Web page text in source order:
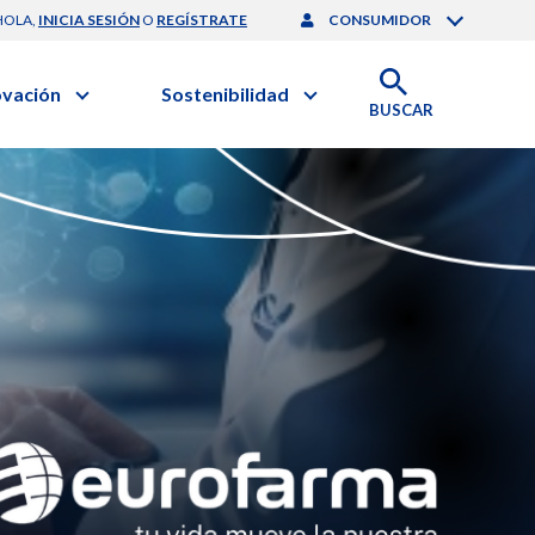
INICIA SESIÓNO REGÍSTRATE CONSUMIDOR
Clínica
y Desarrollo
Sostenibilidad
Corporativo
de Sostenibilidad
Compartida
Financiero
BUSCAR